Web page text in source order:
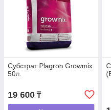
Субстрат Plagron Growmix
50л.
19 600 ₸